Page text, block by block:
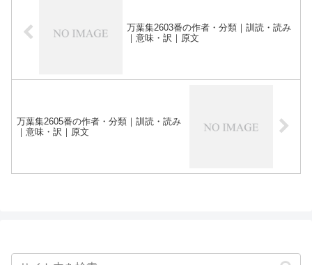
万葉集2603番の作者・分類｜訓読・読み
｜意味・訳｜原文
万葉集2605番の作者・分類｜訓読・読み
｜意味・訳｜原文